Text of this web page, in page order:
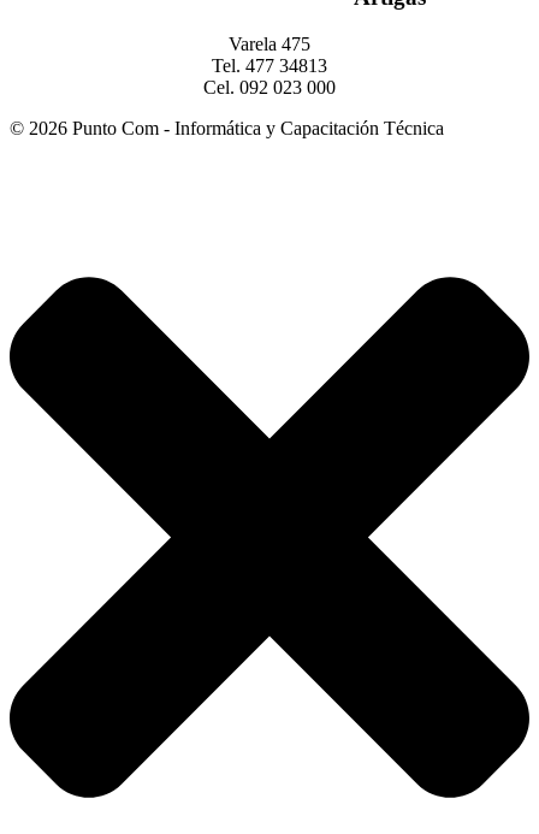
Varela 475
Tel. 477 34813
Cel. 092 023 000
© 2026 Punto Com - Informática y Capacitación Técnica